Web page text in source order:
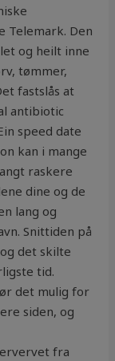
Telemark. Den
og heilt inne
tømmer,
fastslås at
antibiotic
speed date
kan i mange
raskere
dine og de
lang og
Snittiden på
det skilte
tid.
det mulig for
siden, og
fra